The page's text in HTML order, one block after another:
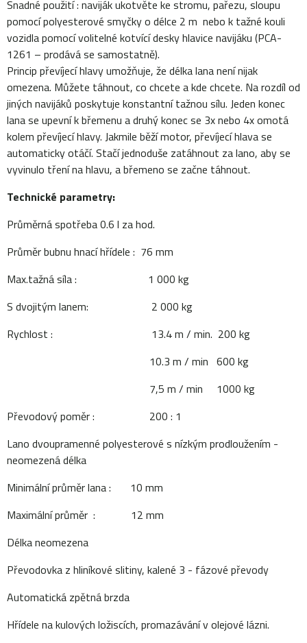
Snadné použití : naviják ukotvěte ke stromu, pařezu, sloupu
pomocí polyesterové smyčky o délce 2 m nebo k tažné kouli
vozidla pomocí volitelné kotvící desky hlavice navijáku (PCA-
1261 – prodává se samostatně).
Princip převíjecí hlavy umožňuje, že délka lana není nijak
omezena. Můžete táhnout, co chcete a kde chcete. Na rozdíl od
jiných navijáků poskytuje konstantní tažnou sílu. Jeden konec
lana se upevní k břemenu a druhý konec se 3x nebo 4x omotá
kolem převíjecí hlavy. Jakmile běží motor, převíjecí hlava se
automaticky otáčí. Stačí jednoduše zatáhnout za lano, aby se
vyvinulo tření na hlavu, a břemeno se začne táhnout.
Technické parametry:
Průměrná spotřeba 0.6 l za hod.
Průměr bubnu hnací hřídele : 76 mm
Max.tažná síla : 1 000 kg
S dvojitým lanem: 2 000 kg
Rychlost : 13.4 m / min. 200 kg
10.3 m / min 600 kg
7,5 m / min 1000 kg
Převodový poměr : 200 : 1
Lano dvoupramenné polyesterové s nízkým prodloužením -
neomezená délka
Minimální průměr lana : 10 mm
Maximální průměr : 12 mm
Délka neomezena
Převodovka z hliníkové slitiny, kalené 3 - fázové převody
Automatická zpětná brzda
Hřídele na kulových ložiscích, promazávání v olejové lázni.